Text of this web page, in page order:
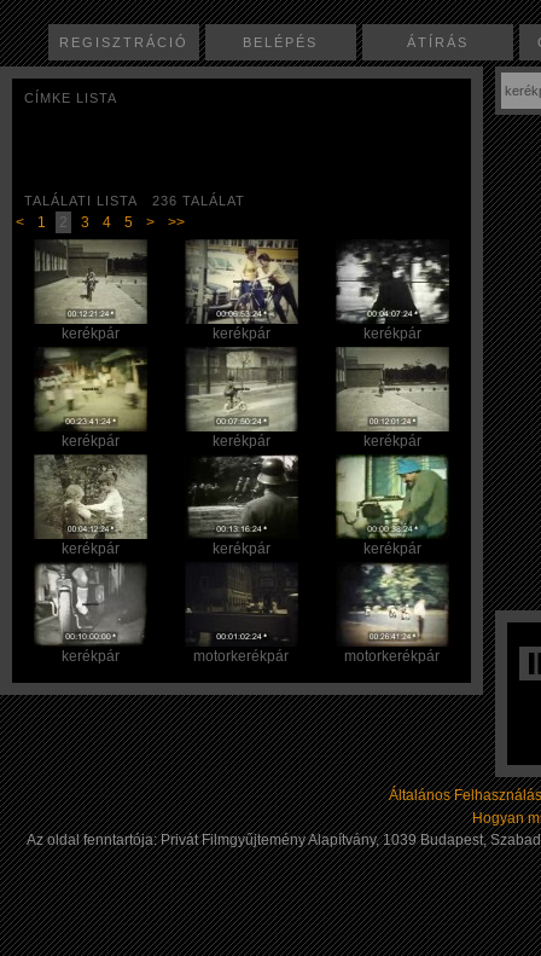
REGISZTRÁCIÓ BELÉPÉS ÁTÍRÁS
CÍMKE LISTA
TALÁLATI LISTA 236 TALÁLAT
< 1 2 3 4 5 > >>
kerékpár kerékpár kerékpár
kerékpár kerékpár kerékpár
kerékpár kerékpár kerékpár
kerékpár motorkerékpár motorkerékpár
Általános
Hogyan
Az oldal fenntartója: Privát Filmgyűjtemény Alapítvány, 1039 Budapest,